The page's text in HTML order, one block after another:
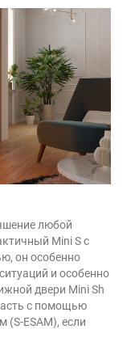
любой
Mini S с
он особенно
и особенно
двери Mini Sh
с помощью
(S-ESAM), если